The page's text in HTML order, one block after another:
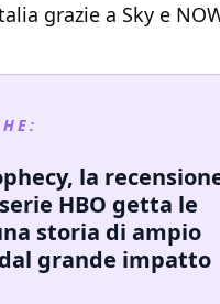
grazie a Sky e
la
HBO getta le
storia di ampio
grande impatto